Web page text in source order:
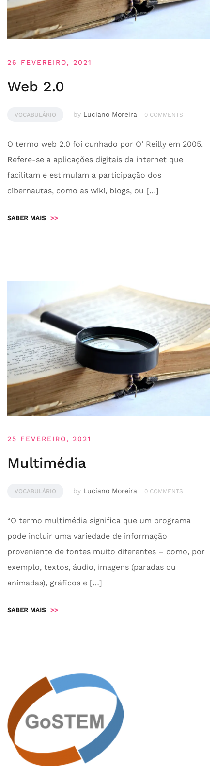
26 FEVEREIRO, 2021
Web 2.0
VOCABULÁRIO by Luciano Moreira 0 COMMENTS
O termo web 2.0 foi cunhado por O’ Reilly em 2005.
Refere-se a aplicações digitais da internet que
facilitam e estimulam a participação dos
cibernautas, como as wiki, blogs, ou […]
SABER MAIS >>
25 FEVEREIRO, 2021
Multimédia
VOCABULÁRIO by Luciano Moreira 0 COMMENTS
“O termo multimédia significa que um programa
pode incluir uma variedade de informação
proveniente de fontes muito diferentes – como, por
exemplo, textos, áudio, imagens (paradas ou
animadas), gráficos e […]
SABER MAIS >>